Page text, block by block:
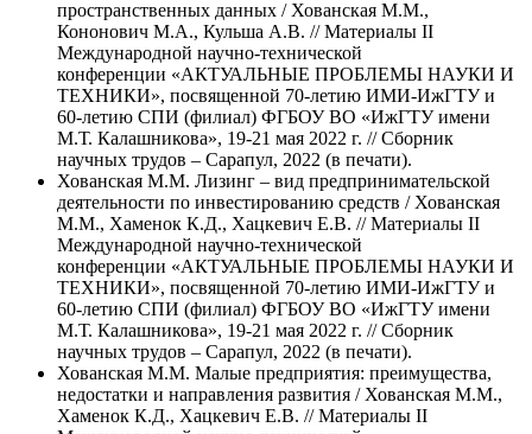
пространственных данных / Хованская М.М.,
Кононович М.А., Кульша А.В. // Материалы II
Международной научно-технической
конференции «АКТУАЛЬНЫЕ ПРОБЛЕМЫ НАУКИ И
ТЕХНИКИ», посвященной 70-летию ИМИ-ИжГТУ и
60-летию СПИ (филиал) ФГБОУ ВО «ИжГТУ имени
М.Т. Калашникова», 19-21 мая 2022 г. // Сборник
научных трудов – Сарапул, 2022 (в печати).
Хованская М.М. Лизинг – вид предпринимательской
деятельности по инвестированию средств / Хованская
М.М., Хаменок К.Д., Хацкевич Е.В. // Материалы II
Международной научно-технической
конференции «АКТУАЛЬНЫЕ ПРОБЛЕМЫ НАУКИ И
ТЕХНИКИ», посвященной 70-летию ИМИ-ИжГТУ и
60-летию СПИ (филиал) ФГБОУ ВО «ИжГТУ имени
М.Т. Калашникова», 19-21 мая 2022 г. // Сборник
научных трудов – Сарапул, 2022 (в печати).
Хованская М.М. Малые предприятия: преимущества,
недостатки и направления развития / Хованская М.М.,
Хаменок К.Д., Хацкевич Е.В. // Материалы II